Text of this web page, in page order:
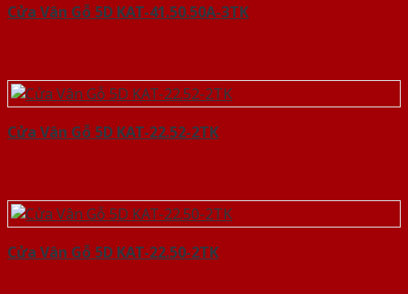
Cửa Vân Gỗ 5D KAT-41.50.50A-3TK
Cửa Vân Gỗ 5D KAT-22.52-2TK
Cửa Vân Gỗ 5D KAT-22.50-2TK